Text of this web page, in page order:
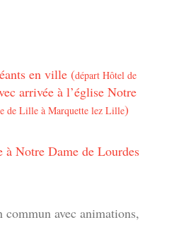
en ville (départ Hôtel de
arrivée à l’église Notre
de Lille à Marquette lez Lille)
à Notre Dame de Lourdes
commun avec animations,